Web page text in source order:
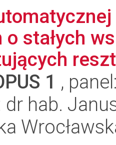
stałych
1 ,
dr hab.